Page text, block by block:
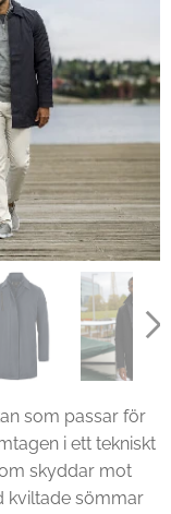
som passar för
i ett tekniskt
skyddar mot
kviltade sömmar